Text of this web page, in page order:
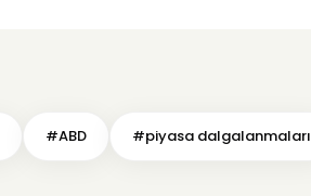
#ABD #piyasa dalgalanmaları